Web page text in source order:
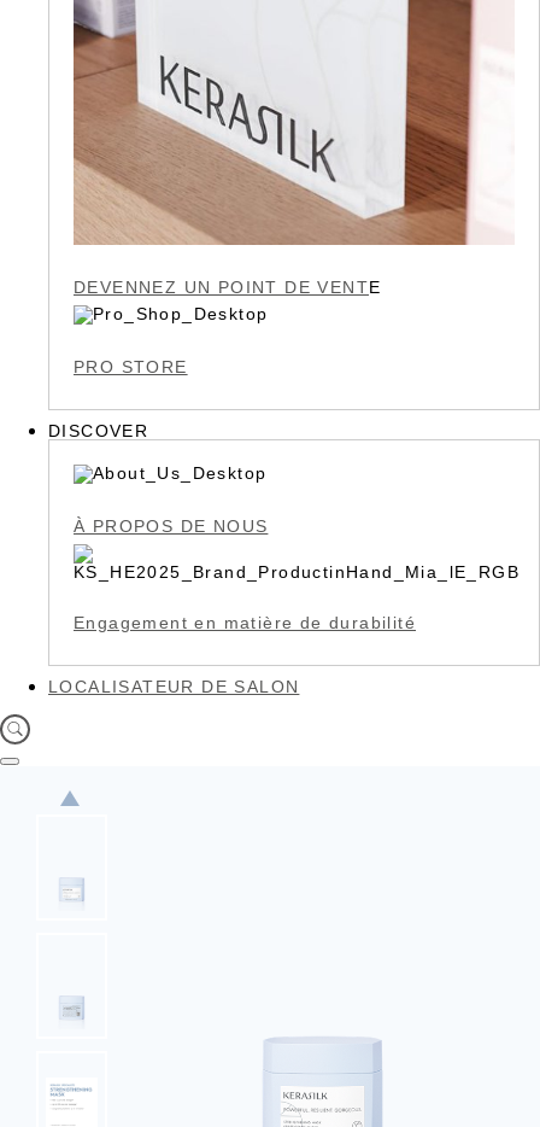
DEVENNEZ UN POINT DE VENTE
PRO STORE
DISCOVER
À PROPOS DE NOUS
Engagement en matière de durabilité
LOCALISATEUR DE SALON